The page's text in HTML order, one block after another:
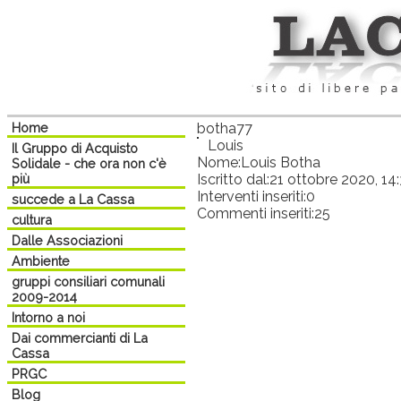
Home
Il Gruppo di Acquisto
Solidale - che ora non c'è
più
succede a La Cassa
cultura
Dalle Associazioni
Ambiente
gruppi consiliari comunali
2009-2014
Intorno a noi
Dai commercianti di La
Cassa
PRGC
Blog
botha77
Louis
Nome:Louis Botha
Iscritto dal:21 ottobre 2020,
Interventi inseriti:0
Commenti inseriti:25